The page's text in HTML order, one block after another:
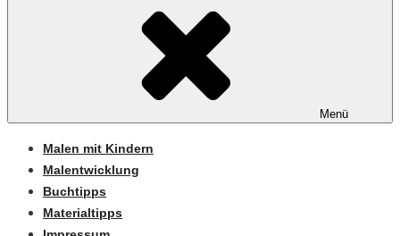
Menü
Malen mit Kindern
Malentwicklung
Buchtipps
Materialtipps